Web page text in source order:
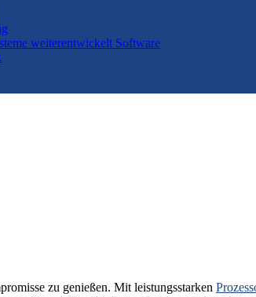
weiterentwickelt Software
zu genießen. Mit leistungsstarken